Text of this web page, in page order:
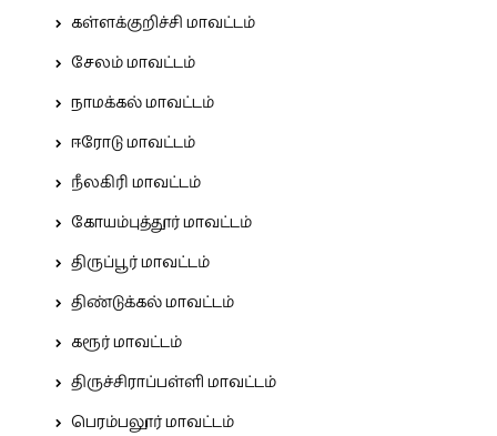
கள்ளக்குறிச்சி மாவட்டம்
சேலம் மாவட்டம்
நாமக்கல் மாவட்டம்
ஈரோடு மாவட்டம்
நீலகிரி மாவட்டம்
கோயம்புத்தூர் மாவட்டம்
திருப்பூர் மாவட்டம்
திண்டுக்கல் மாவட்டம்
கரூர் மாவட்டம்
திருச்சிராப்பள்ளி மாவட்டம்
பெரம்பலூர் மாவட்டம்